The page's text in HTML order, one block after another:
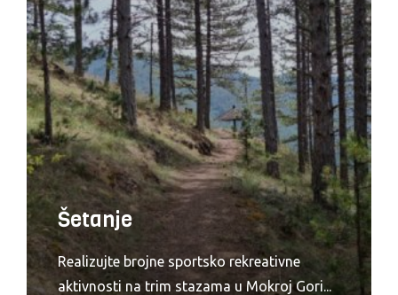
Šetanje
Realizujte brojne sportsko rekreativne
aktivnosti na trim stazama u Mokroj Gori...